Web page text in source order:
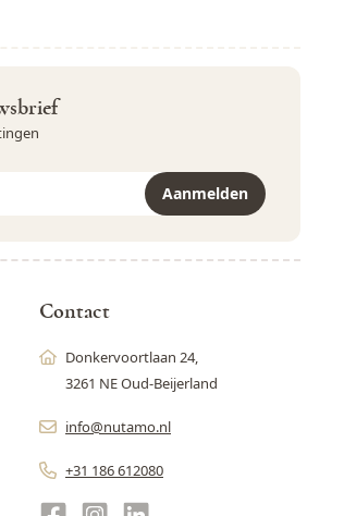
Aanmelden
Contact
Donkervoortlaan 24,
3261 NE Oud-Beijerland
info@nutamo.nl
+31 186 612080